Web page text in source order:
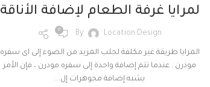
لمرايا غرفة الطعام لإضافة الأناقة
By Location Design
0
المرايا طريقة غير مكلفة لجلب المزيد من الضوء إلى اى سفره
مودرن . عندما تتم إضافة واحدة إلى سفره مودرن ، فإن الأمر
يشبه إضافة مجوهرات إل...